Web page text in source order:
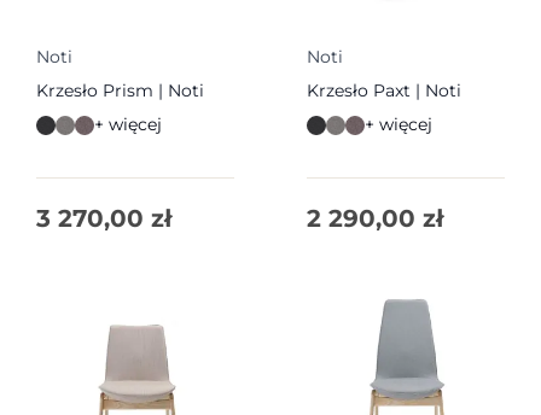
Noti
Krzesło Prism | Noti
+ więcej
3 270,00 zł
Noti
Krzesło Paxt | Noti
+ więcej
2 290,00 zł